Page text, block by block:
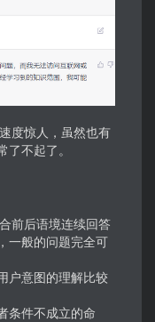
度惊人，虽然也有
不起了。
前后语境连续回答
一般的问题完全可
户意图的理解比较
条件不成立的命